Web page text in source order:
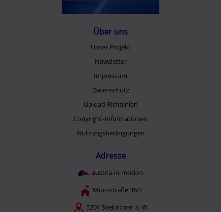
Über uns
Unser Projekt
Newsletter
Impressum
Datenschutz
Upload-Richtlinien
Copyright-Informationen
Nutzungsbedingungen
Adresse
austria-in-motion
Moosstraße 36/2
5201 Seekirchen a. W.